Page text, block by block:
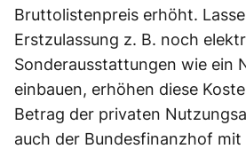
Bruttolistenpreis erhöht.
Erstzulassung z. B. noch
Sonderausstattungen wie ein
einbauen, erhöhen diese
Betrag der privaten
auch der Bundesfinanzhof